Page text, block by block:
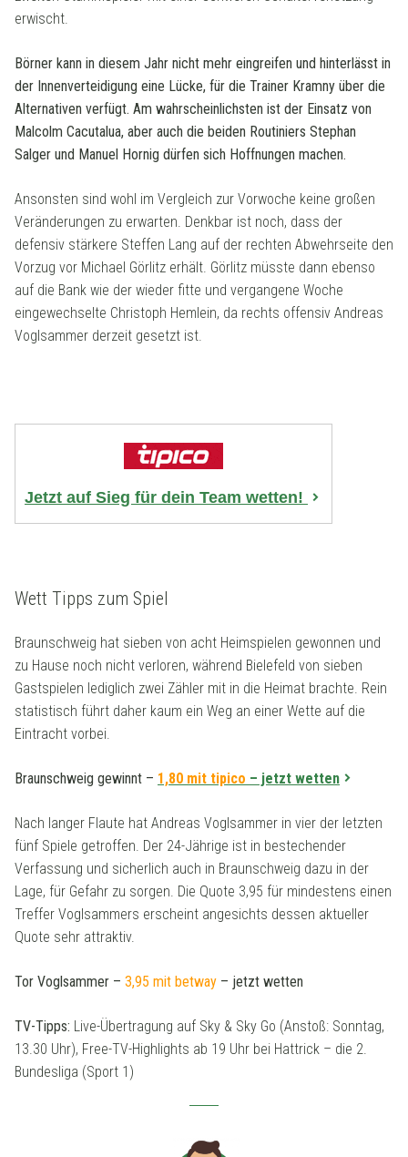
erwischt.
Börner kann in diesem Jahr nicht mehr eingreifen und hinterlässt in
der Innenverteidigung eine Lücke, für die Trainer Kramny über die
Alternativen verfügt. Am wahrscheinlichsten ist der Einsatz von
Malcolm Cacutalua, aber auch die beiden Routiniers Stephan
Salger und Manuel Hornig dürfen sich Hoffnungen machen.
Ansonsten sind wohl im Vergleich zur Vorwoche keine großen
Veränderungen zu erwarten. Denkbar ist noch, dass der
defensiv stärkere Steffen Lang auf der rechten Abwehrseite den
Vorzug vor Michael Görlitz erhält. Görlitz müsste dann ebenso
auf die Bank wie der wieder fitte und vergangene Woche
eingewechselte Christoph Hemlein, da rechts offensiv Andreas
Voglsammer derzeit gesetzt ist.
Jetzt auf Sieg für dein Team wetten!
Wett Tipps zum Spiel
Braunschweig hat sieben von acht Heimspielen gewonnen und
zu Hause noch nicht verloren, während Bielefeld von sieben
Gastspielen lediglich zwei Zähler mit in die Heimat brachte. Rein
statistisch führt daher kaum ein Weg an einer Wette auf die
Eintracht vorbei.
Braunschweig gewinnt – 1,80 mit tipico – jetzt wetten
Nach langer Flaute hat Andreas Voglsammer in vier der letzten
fünf Spiele getroffen. Der 24-Jährige ist in bestechender
Verfassung und sicherlich auch in Braunschweig dazu in der
Lage, für Gefahr zu sorgen. Die Quote 3,95 für mindestens einen
Treffer Voglsammers erscheint angesichts dessen aktueller
Quote sehr attraktiv.
Tor Voglsammer – 3,95 mit betway – jetzt wetten
TV-Tipps: Live-Übertragung auf Sky & Sky Go (Anstoß: Sonntag,
13.30 Uhr), Free-TV-Highlights ab 19 Uhr bei Hattrick – die 2.
Bundesliga (Sport 1)